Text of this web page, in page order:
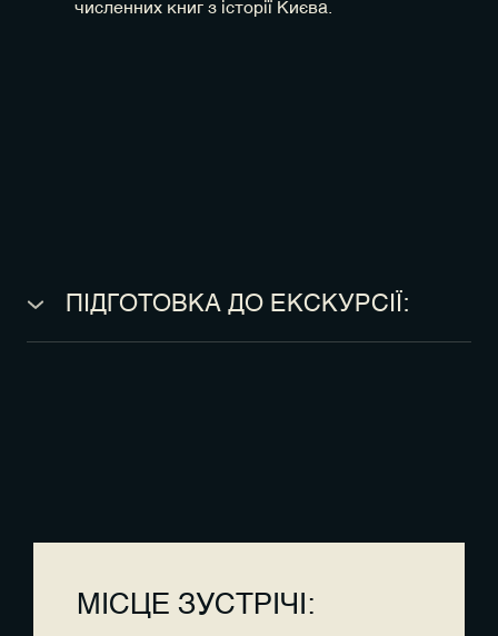
численних книг з історії Києва.
ПІДГОТОВКА ДО ЕКСКУРСІЇ:
МІСЦЕ ЗУСТРІЧІ: